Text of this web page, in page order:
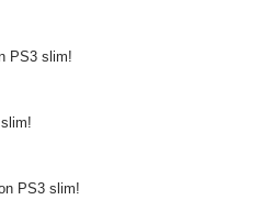
PS3 slim!
PS3 slim!